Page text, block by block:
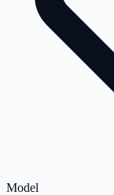
Model